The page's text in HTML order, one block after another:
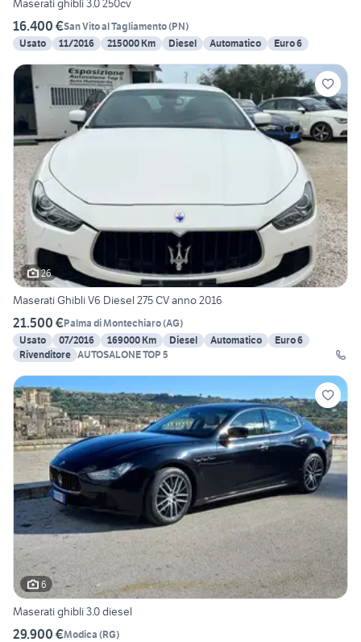
Maserati ghibli 3.0 250cv
16.400 €San Vito al Tagliamento(PN)
Usato
11/2016 215000 Km Diesel Automatico Euro 6
26
Maserati Ghibli V6 Diesel 275 CV anno 2016
21.500 €Palma di Montechiaro(AG)
Usato
07/2016 169000 Km Diesel Automatico
Euro 6
Rivenditore AUTOSALONE TOP 5
6
Maserati ghibli 3.0 diesel
29.900 €Modica (RG)